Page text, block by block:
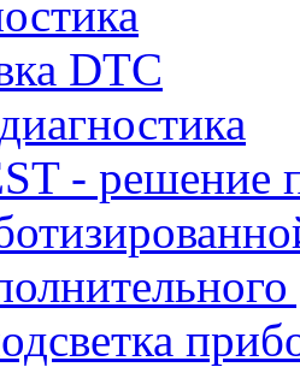
DTC
- решение